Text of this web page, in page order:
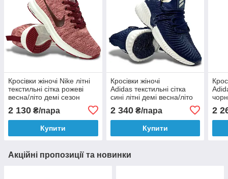
Кросівки жіночі Nike літні
текстильні сітка рожеві
весна/літо демі сезон
2 130 ₴/пара
Купити
Кросівки жіночі
Adidas текстильні сітка
сині літні демі весна/літо
2 340₴/пара
Купити
2
Акційні пропозиції та новинки